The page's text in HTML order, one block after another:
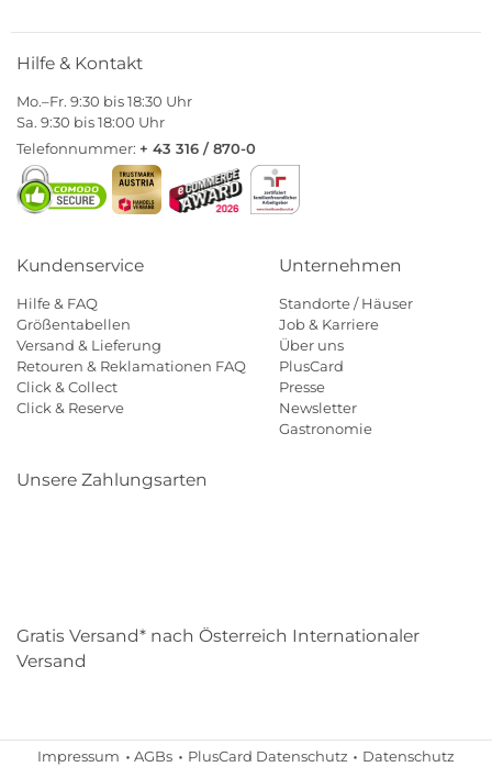
Hilfe & Kontakt
Mo.–Fr. 9:30 bis 18:30 Uhr
Sa. 9:30 bis 18:00 Uhr
Telefonnummer: + 43 316 / 870-0
Kundenservice
Hilfe & FAQ
Größentabellen
Versand & Lieferung
Retouren & Reklamationen FAQ
Click & Collect
Click & Reserve
Unternehmen
Standorte / Häuser
Job & Karriere
Über uns
PlusCard
Presse
Newsletter
Gastronomie
Unsere Zahlungsarten
Gratis Versand* nach Österreich Internationaler
Versand
Impressum AGBs PlusCard Datenschutz Datenschutz